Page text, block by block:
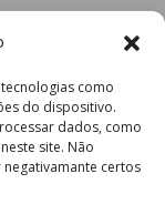
como
do dispositivo.
dados, como
site. Não
certos